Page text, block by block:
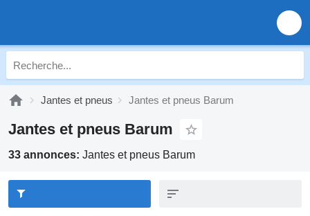
Jantes et pneus Jantes et pneus Barum
Jantes et pneus Barum
33 annonces: Jantes et pneus Barum